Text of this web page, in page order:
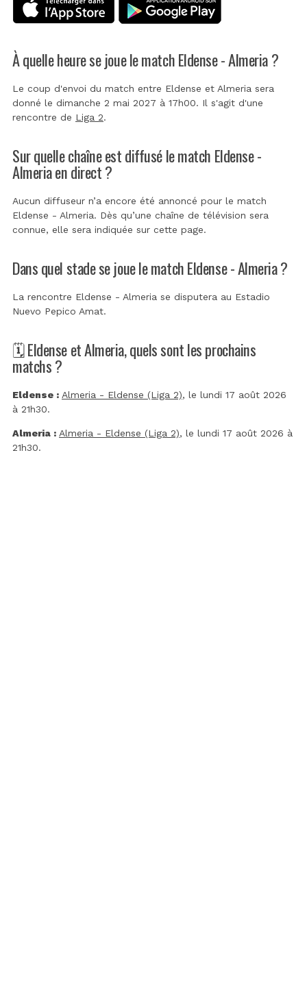
À quelle heure se joue le match Eldense - Almeria ?
Le coup d'envoi du match entre Eldense et Almeria sera
donné le dimanche 2 mai 2027 à 17h00. Il s'agit d'une
rencontre de Liga 2.
Sur quelle chaîne est diffusé le match Eldense -
Almeria en direct ?
Aucun diffuseur n’a encore été annoncé pour le match
Eldense - Almeria. Dès qu’une chaîne de télévision sera
connue, elle sera indiquée sur cette page.
Dans quel stade se joue le match Eldense - Almeria ?
La rencontre Eldense - Almeria se disputera au Estadio
Nuevo Pepico Amat.
🗓️ Eldense et Almeria, quels sont les prochains
matchs ?
Eldense : Almeria - Eldense (Liga 2), le lundi 17 août 2026
à 21h30.
Almeria : Almeria - Eldense (Liga 2), le lundi 17 août 2026 à
21h30.